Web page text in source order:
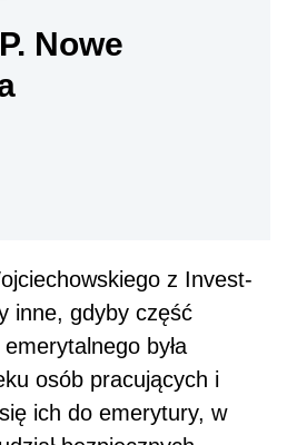
Nowe
z Invest-
inne, gdyby część
była
osób pracujących i
ich do emerytury, w